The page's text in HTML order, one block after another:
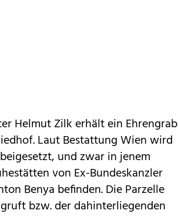
Helmut Zilk erhält ein Ehrengrab
Laut Bestattung Wien wird
und zwar in jenem
von Ex-Bundeskanzler
Benya befinden. Die Parzelle
bzw. der dahinterliegenden